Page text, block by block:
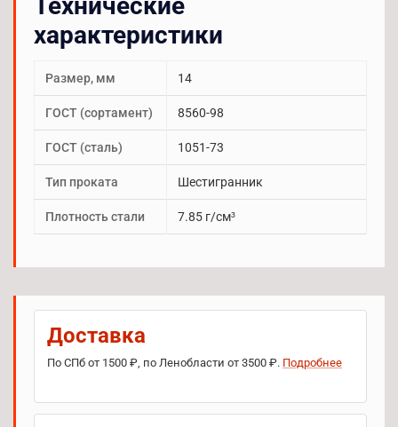
Технические
характеристики
Размер, мм 14
ГОСТ (сортамент) 8560-98
ГОСТ (сталь) 1051-73
Тип проката Шестигранник
Плотность стали 7.85 г/см³
Доставка
По СПб от 1500 ₽, по Ленобласти от 3500 ₽. Подробнее